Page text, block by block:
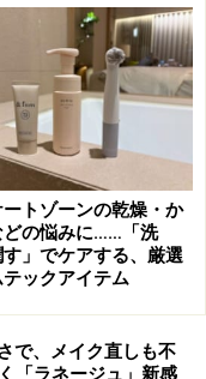
ムラができ、乱反射
は、スポンジでたた
ント
「ナチュラルメイ
イントを見つける
問わず挑戦しやす
トゾーンの乾燥・か
どの悩みに……「洗
す」でケアする、厳選
ックアイテム
で、メイク直しも不
「ラネージュ」新感